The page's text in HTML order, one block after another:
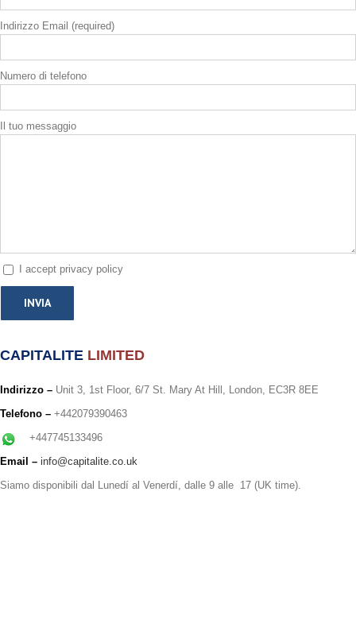
Indirizzo Email (required)
Numero di telefono
Il tuo messaggio
I accept privacy policy
CAPITALITE LIMITED
Indirizzo – Unit 3, 1st Floor, 6/7 St. Mary At Hill, London, EC3R 8EE
Telefono – +442079390463
+447745133496
Email – info@capitalite.co.uk
Siamo disponibili dal Lunedí al Venerdí, dalle 9 alle 17 (UK time).